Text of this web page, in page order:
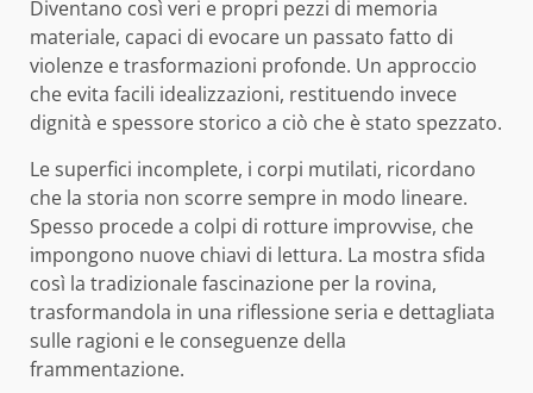
Diventano così veri e propri pezzi di memoria
materiale, capaci di evocare un passato fatto di
violenze e trasformazioni profonde. Un approccio
che evita facili idealizzazioni, restituendo invece
dignità e spessore storico a ciò che è stato spezzato.
Le superfici incomplete, i corpi mutilati, ricordano
che la storia non scorre sempre in modo lineare.
Spesso procede a colpi di rotture improvvise, che
impongono nuove chiavi di lettura. La mostra sfida
così la tradizionale fascinazione per la rovina,
trasformandola in una riflessione seria e dettagliata
sulle ragioni e le conseguenze della
frammentazione.